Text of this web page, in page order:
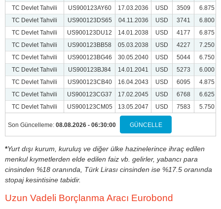
TC Devlet Tahvili
US900123AY60 17.03.2036 USD 3509
6.875
TC Devlet Tahvili
US900123DS65 04.11.2036 USD 3741
6.800
TC Devlet Tahvili
US900123DU12 14.01.2038 USD 4177
6.875
TC Devlet Tahvili
US900123BB58 05.03.2038 USD 4227
7.250
TC Devlet Tahvili
US900123BG46 30.05.2040 USD 5044
6.750
TC Devlet Tahvili
US900123BJ84 14.01.2041 USD 5273
6.000
TC Devlet Tahvili
US900123CB40 16.04.2043 USD 6095
4.875
TC Devlet Tahvili
US900123CG37 17.02.2045 USD 6768
6.625
TC Devlet Tahvili
US900123CM05 13.05.2047 USD 7583 5.750
Son Güncelleme: 08.08.2026 - 06:30:00 GÜNCELLE
*Yurt dışı kurum, kuruluş ve diğer ülke hazinelerince ihraç edilen
menkul kıymetlerden elde edilen faiz vb. gelirler, yabancı para
cinsinden %18 oranında, Türk Lirası cinsinden ise %17.5 oranında
stopaj kesintisine tabidir.
Uzun Vadeli Borçlanma Aracı Eurobond